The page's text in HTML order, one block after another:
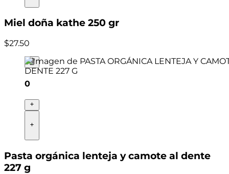
Miel doña kathe 250 gr
$27.50
0
Pasta orgánica lenteja y camote al dente
227 g